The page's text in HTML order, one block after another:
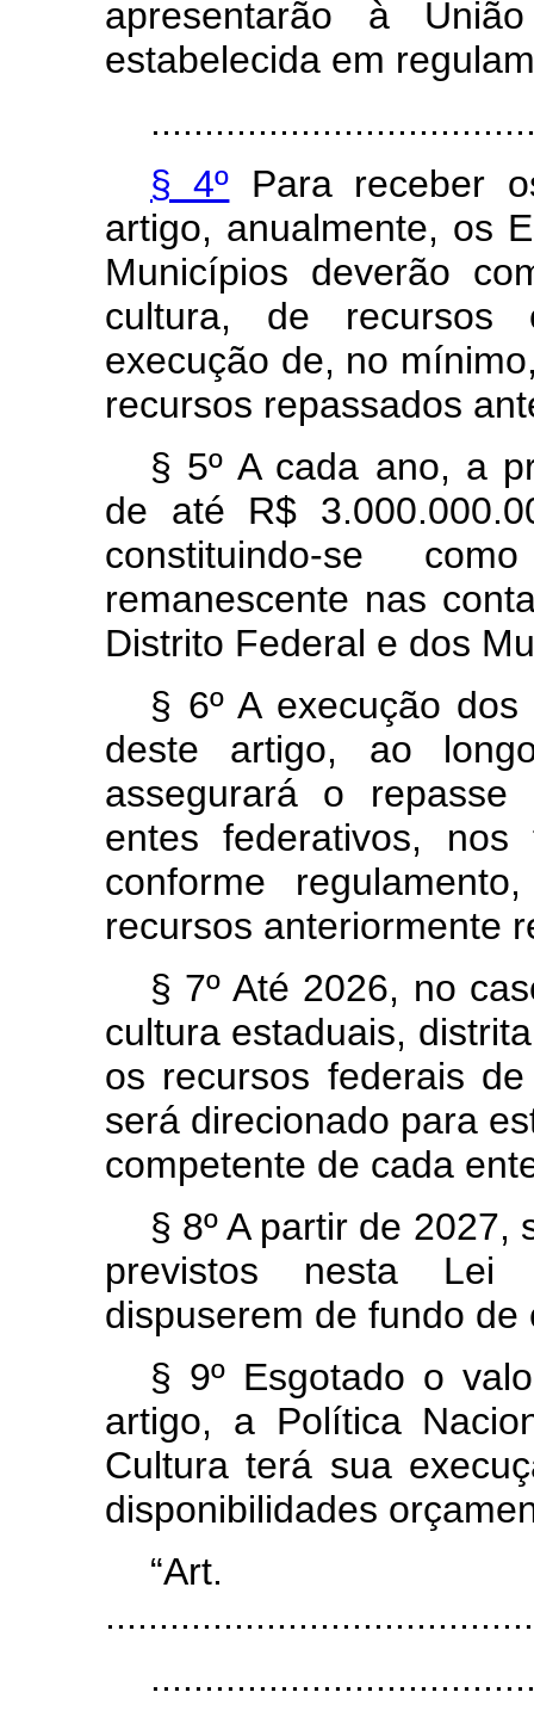
apresentarão à
estabelecida em
§ 4º Para receber
artigo, anualmente, os
Municípios deverão
cultura, de recursos
execução de, no
recursos repassados
§ 5º A cada ano, a
de até R$
constituindo-se
remanescente nas
Distrito Federal e dos
§ 6º A execução
deste artigo, ao
assegurará o
entes federativos,
conforme
recursos anteriormente
§ 7º Até 2026, no
cultura estaduais,
os recursos federais
será direcionado para
competente de cada
§ 8º A partir de
previstos nesta Lei
dispuserem de fundo
§ 9º Esgotado o
artigo, a Política
Cultura terá sua
disponibilidades